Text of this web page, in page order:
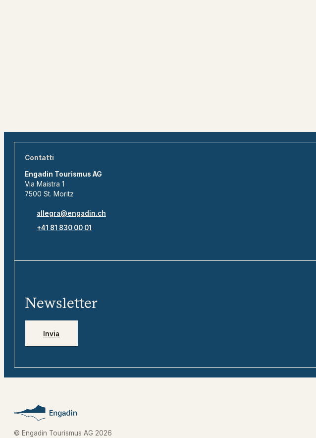
Contatti
Engadin Tourismus AG
Via Maistra 1
7500 St. Moritz
allegra@engadin.ch
+41 81 830 00 01
Newsletter
Invia
© Engadin Tourismus AG 2026